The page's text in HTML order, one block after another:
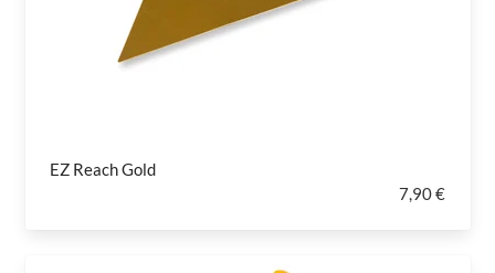
EZ Reach Gold
7,90 €